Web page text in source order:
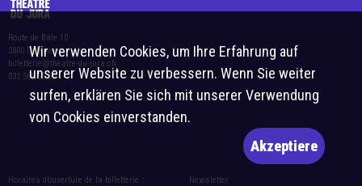
Route de Bâle 10
2800 Delémont
billetterie@theatre-du-jura.ch
032 566 55 55
Horaires d’ouverture de la billetterie :
Newsletter
Wir verwenden Cookies, um Ihre Erfahrung auf
unserer Website zu verbessern. Wenn Sie weiter
surfen, erklären Sie sich mit unserer Verwendung
von Cookies einverstanden.
Akzeptiere